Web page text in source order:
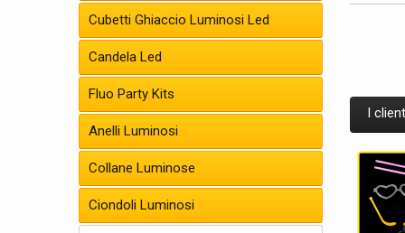
Cubetti Ghiaccio Luminosi Led
Candela Led
Fluo Party Kits
Anelli Luminosi
Collane Luminose
Ciondoli Luminosi
I